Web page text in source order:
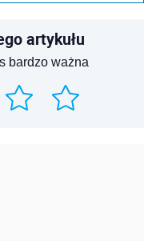
artykułu
bardzo ważna